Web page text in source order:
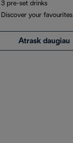
3 pre-set drinks
Discover your favourites
Atrask daugiau